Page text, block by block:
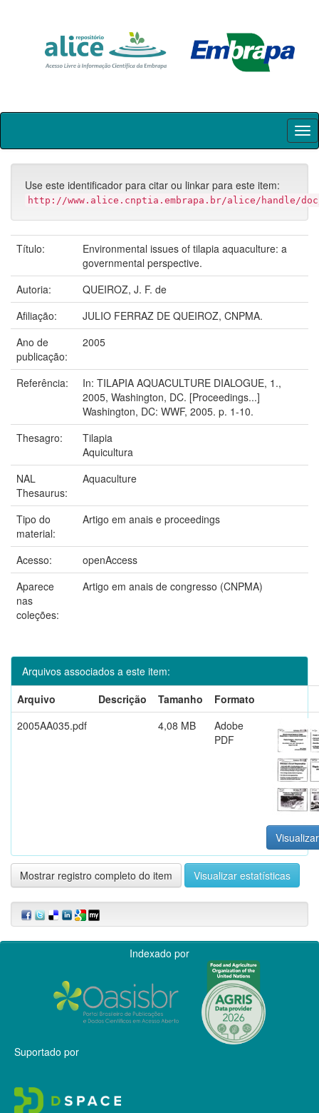
Skip
Use este identificador para citar ou linkar para este item:
http://www.alice.cnptia.embrapa.br/alice/handle/doc/
Título:
Environmental issues of tilapia aquaculture: a
governmental perspective.
Autoria:
QUEIROZ, J. F. de
Afiliação:
JULIO FERRAZ DE QUEIROZ, CNPMA.
Ano de
publicação:
2005
Referência:
In: TILAPIA AQUACULTURE DIALOGUE, 1.,
2005, Washington, DC. [Proceedings...]
Washington, DC: WWF, 2005. p. 1-10.
Thesagro:
Tilapia
Aquicultura
NAL
Thesaurus:
Aquaculture
Tipo do
material:
Artigo em anais e proceedings
Acesso:
openAccess
Aparece
nas
coleções:
Artigo em anais de congresso (CNPMA)
Arquivos associados a este item:
Arquivo
Descrição Tamanho
Formato
2005AA035.pdf
4,08 MB
Adobe
PDF
Mostrar registro completo do item Visualizar estatísticas
Indexado por
Suportado por